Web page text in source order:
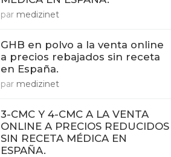
par medizinet
GHB en polvo a la venta online
a precios rebajados sin receta
en España.
par medizinet
3-CMC Y 4-CMC A LA VENTA
ONLINE A PRECIOS REDUCIDOS
SIN RECETA MÉDICA EN
ESPAÑA.